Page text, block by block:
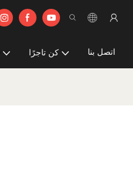
كن تاجرًا اتصل بنا